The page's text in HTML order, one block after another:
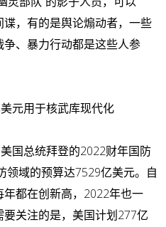
，有的是舆论煽动者，一些
、暴力行动都是这些人参
元用于核武库现代化
国总统拜登的2022财年国防
领域的预算达7529亿美元。自
都在创新高，2022年也一
关注的是，美国计划277亿